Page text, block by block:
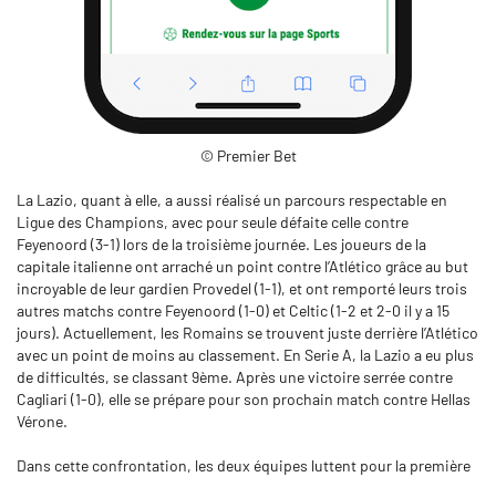
© Premier Bet
La Lazio, quant à elle, a aussi réalisé un parcours respectable en
Ligue des Champions, avec pour seule défaite celle contre
Feyenoord (3-1) lors de la troisième journée. Les joueurs de la
capitale italienne ont arraché un point contre l’Atlético grâce au but
incroyable de leur gardien Provedel (1-1), et ont remporté leurs trois
autres matchs contre Feyenoord (1-0) et Celtic (1-2 et 2-0 il y a 15
jours). Actuellement, les Romains se trouvent juste derrière l’Atlético
avec un point de moins au classement. En Serie A, la Lazio a eu plus
de difficultés, se classant 9ème. Après une victoire serrée contre
Cagliari (1-0), elle se prépare pour son prochain match contre Hellas
Vérone.
Dans cette confrontation, les deux équipes luttent pour la première